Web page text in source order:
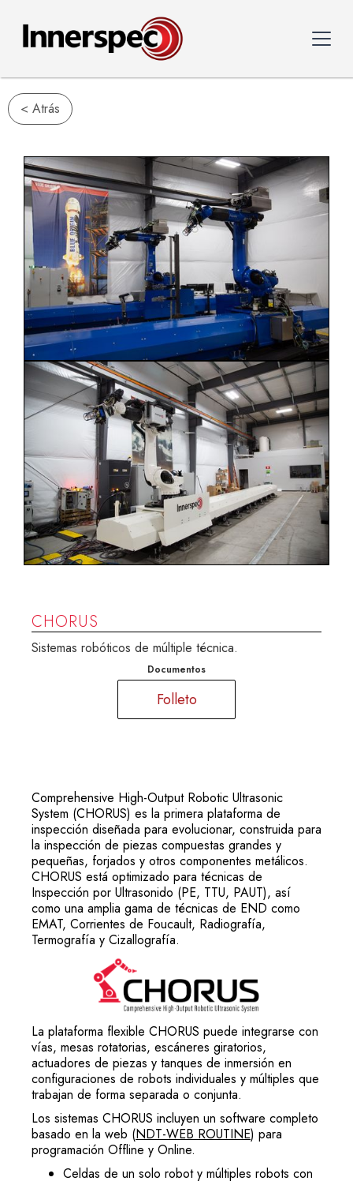
< Atrás
CHORUS
Sistemas robóticos de múltiple técnica.
Documentos
Folleto
Comprehensive High-Output Robotic Ultrasonic
System (CHORUS) es la primera plataforma de
inspección diseñada para evolucionar, construida para
la inspección de piezas compuestas grandes y
pequeñas, forjados y otros componentes metálicos.
CHORUS está optimizado para técnicas de
Inspección por Ultrasonido (PE, TTU, PAUT), así
como una amplia gama de técnicas de END como
EMAT, Corrientes de Foucault, Radiografía,
Termografía y Cizallografía.
La plataforma flexible CHORUS puede integrarse con
vías, mesas rotatorias, escáneres giratorios,
actuadores de piezas y tanques de inmersión en
configuraciones de robots individuales y múltiples que
trabajan de forma separada o conjunta.
Los sistemas CHORUS incluyen un software completo
basado en la web (NDT-WEB ROUTINE) para
programación Offline y Online.
Celdas de un solo robot y múltiples robots con